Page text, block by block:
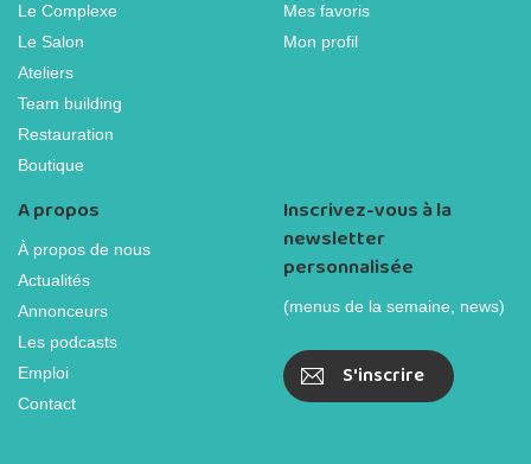
Le Complexe
Le Salon
Ateliers
Team building
Restauration
Boutique
Mes favoris
Mon profil
A propos
À propos de nous
Actualités
Annonceurs
Les podcasts
Emploi
Contact
Inscrivez-vous à la
newsletter
personnalisée
(menus de la semaine, news)
S'inscrire